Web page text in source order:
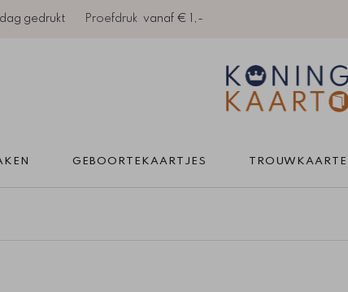
gedrukt Proefdruk vanaf € 1,-
GEBOORTEKAARTJES